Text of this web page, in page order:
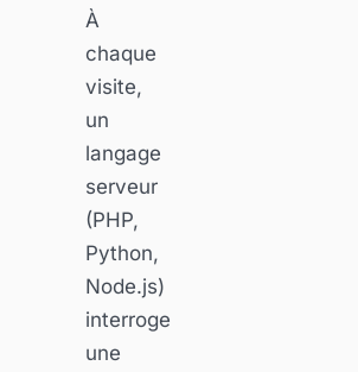
À
chaque
visite,
un
langage
serveur
(PHP,
Python,
Node.js)
interroge
une